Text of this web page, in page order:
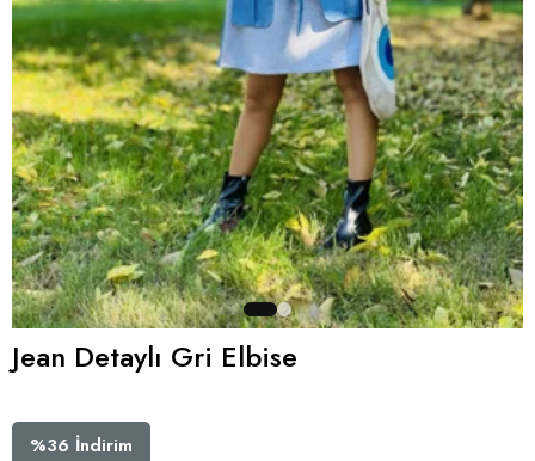
Jean Detaylı Gri Elbise
%36 İndirim